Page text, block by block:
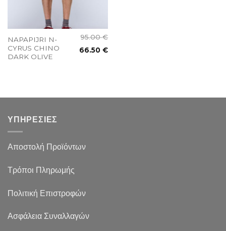
NAPAPIJRI N-
CYRUS CHINO
DARK OLIVE
95.00€
66.50€
ΥΠΗΡΕΣΙΕΣ
Αποστολή Προϊόντων
Τρόποι Πληρωμής
Πολιτική Επιστροφών
Ασφάλεια Συναλλαγών